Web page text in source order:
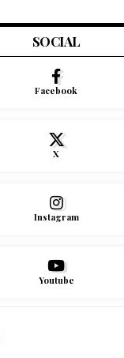
SOCIAL
Facebook
X
Instagram
Youtube